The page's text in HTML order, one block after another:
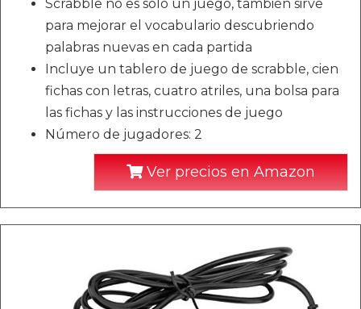
Scrabble no es solo un juego, también sirve
para mejorar el vocabulario descubriendo
palabras nuevas en cada partida
Incluye un tablero de juego de scrabble, cien
fichas con letras, cuatro atriles, una bolsa para
las fichas y las instrucciones de juego
Número de jugadores: 2
Ver precios en Amazon